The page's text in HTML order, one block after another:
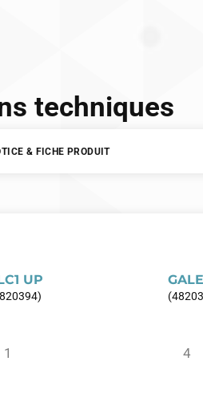
techniques
& FICHE PRODUIT
UP
1 4